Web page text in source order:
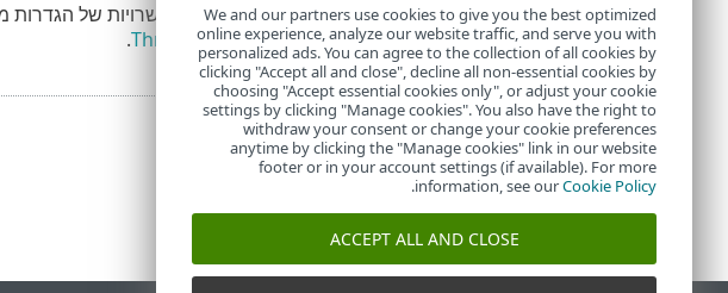
ThreatSense
- אפשרויות של הגדרות
למצוא ב-ThreatSense
.
We and our partners use cookies to give you the best optimized
online experience, analyze our website traffic, and serve you with
personalized ads. You can agree to the collection of all cookies by
clicking "Accept all and close", decline all non-essential cookies by
choosing "Accept essential cookies only", or adjust your cookie
settings by clicking "Manage cookies". You also have the right to
withdraw your consent or change your cookie preferences
anytime by clicking the "Manage cookies" link in our website
footer or in your account settings (if available). For more
information, see ourCookie Policy
.
ACCEPT ALL AND CLOSE